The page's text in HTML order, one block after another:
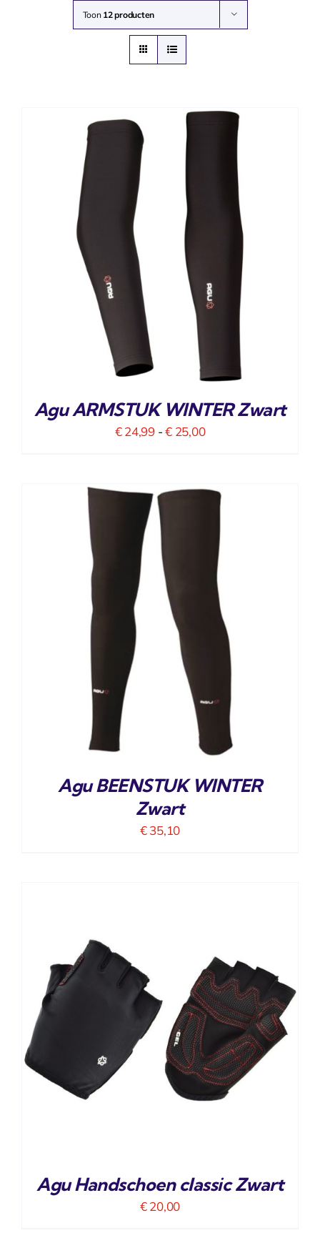
Toon 12 producten
Agu ARMSTUK WINTER Zwart
€24,99 -€25,00Prijsklasse:
€ 25,00
Agu BEENSTUK WINTER
Zwart
€35,10
Agu Handschoen classic Zwart
€20,00